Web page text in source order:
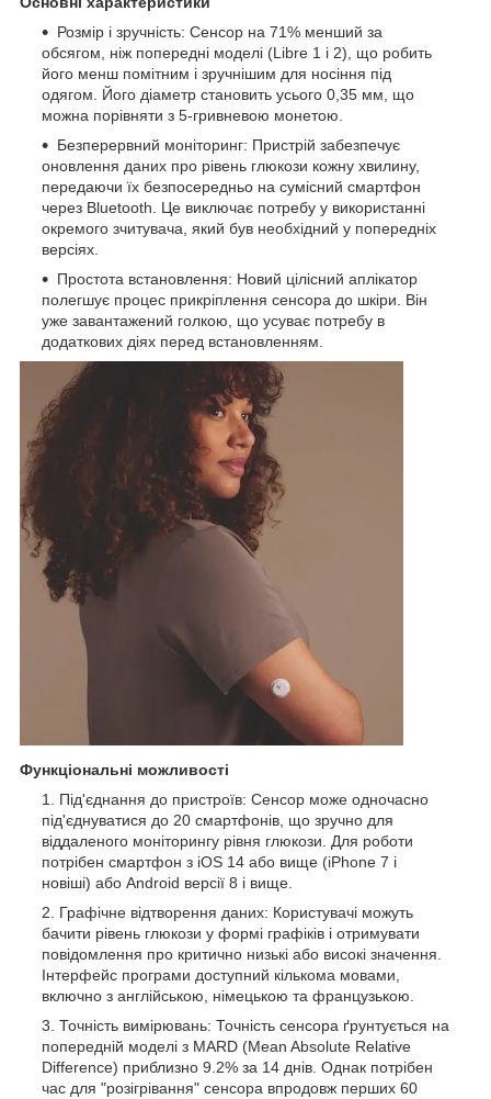
Розмір і зручність: Сенсор на 71% менший за
обсягом, ніж попередні моделі (Libre 1 і 2), що робить
його менш помітним і зручнішим для носіння під
одягом. Його діаметр становить усього 0,35 мм, що
можна порівняти з 5-гривневою монетою.
Безперервний моніторинг: Пристрій забезпечує
оновлення даних про рівень глюкози кожну хвилину,
передаючи їх безпосередньо на сумісний смартфон
через Bluetooth. Це виключає потребу у використанні
окремого зчитувача, який був необхідний у попередніх
версіях.
Простота встановлення: Новий цілісний аплікатор
полегшує процес прикріплення сенсора до шкіри. Він
уже завантажений голкою, що усуває потребу в
додаткових діях перед встановленням.
Функціональні можливості
Під'єднання до пристроїв: Сенсор може одночасно
під'єднуватися до 20 смартфонів, що зручно для
віддаленого моніторингу рівня глюкози. Для роботи
потрібен смартфон з iOS 14 або вище (iPhone 7 і
новіші) або Android версії 8 і вище.
Графічне відтворення даних: Користувачі можуть
бачити рівень глюкози у формі графіків і отримувати
повідомлення про критично низькі або високі значення.
Інтерфейс програми доступний кількома мовами,
включно з англійською, німецькою та французькою.
Точність вимірювань: Точність сенсора ґрунтується на
попередній моделі з MARD (Mean Absolute Relative
Difference) приблизно 9.2% за 14 днів. Однак потрібен
час для "розігрівання" сенсора впродовж перших 60